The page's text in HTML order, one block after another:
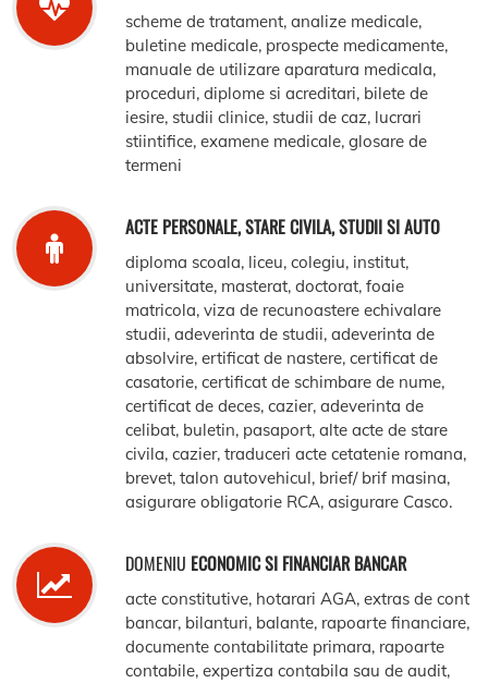
scheme de tratament, analize medicale,
buletine medicale, prospecte medicamente,
manuale de utilizare aparatura medicala,
proceduri, diplome si acreditari, bilete de
iesire, studii clinice, studii de caz, lucrari
stiintifice, examene medicale, glosare de
termeni
ACTE PERSONALE, STARE CIVILA, STUDII SI AUTO
diploma scoala, liceu, colegiu, institut,
universitate, masterat, doctorat, foaie
matricola, viza de recunoastere echivalare
studii, adeverinta de studii, adeverinta de
absolvire, ertificat de nastere, certificat de
casatorie, certificat de schimbare de nume,
certificat de deces, cazier, adeverinta de
celibat, buletin, pasaport, alte acte de stare
civila, cazier, traduceri acte cetatenie romana,
brevet, talon autovehicul, brief/ brif masina,
asigurare obligatorie RCA, asigurare Casco.
DOMENIU ECONOMIC SI FINANCIAR BANCAR
acte constitutive, hotarari AGA, extras de cont
bancar, bilanturi, balante, rapoarte financiare,
documente contabilitate primara, rapoarte
contabile, expertiza contabila sau de audit,